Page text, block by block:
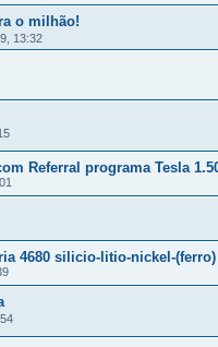
o milhão!
13:32
Referral programa Tesla
4680 silicio-litio-nickel-